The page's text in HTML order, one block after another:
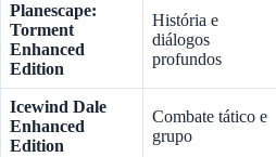
Planescape:
Torment
Enhanced
Edition
História e
diálogos
profundos
Icewind Dale
Enhanced
Edition
Combate tático e
grupo